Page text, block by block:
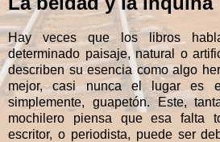
Hay veces que los libros
determinado paisaje, natural o
describen su esencia como algo
mejor, casi nunca el lugar es
simplemente, guapetón. Este,
mochilero piensa que esa falta
escritor, o periodista, puede ser